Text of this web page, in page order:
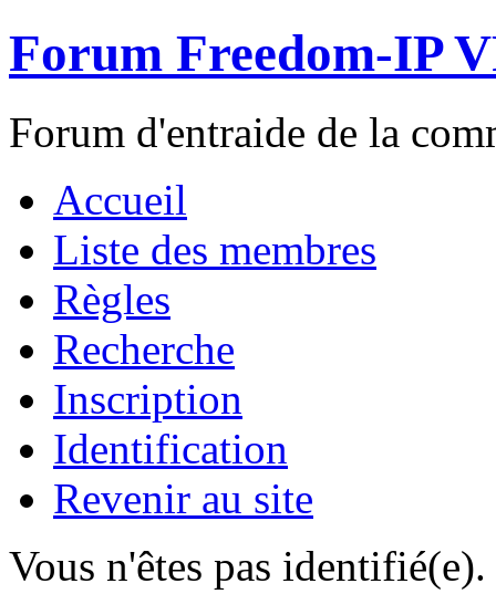
Forum Freedom-IP
Forum d'entraide de la
Accueil
Liste des membres
Règles
Recherche
Inscription
Identification
Revenir au site
Vous n'êtes pas identifié(e).